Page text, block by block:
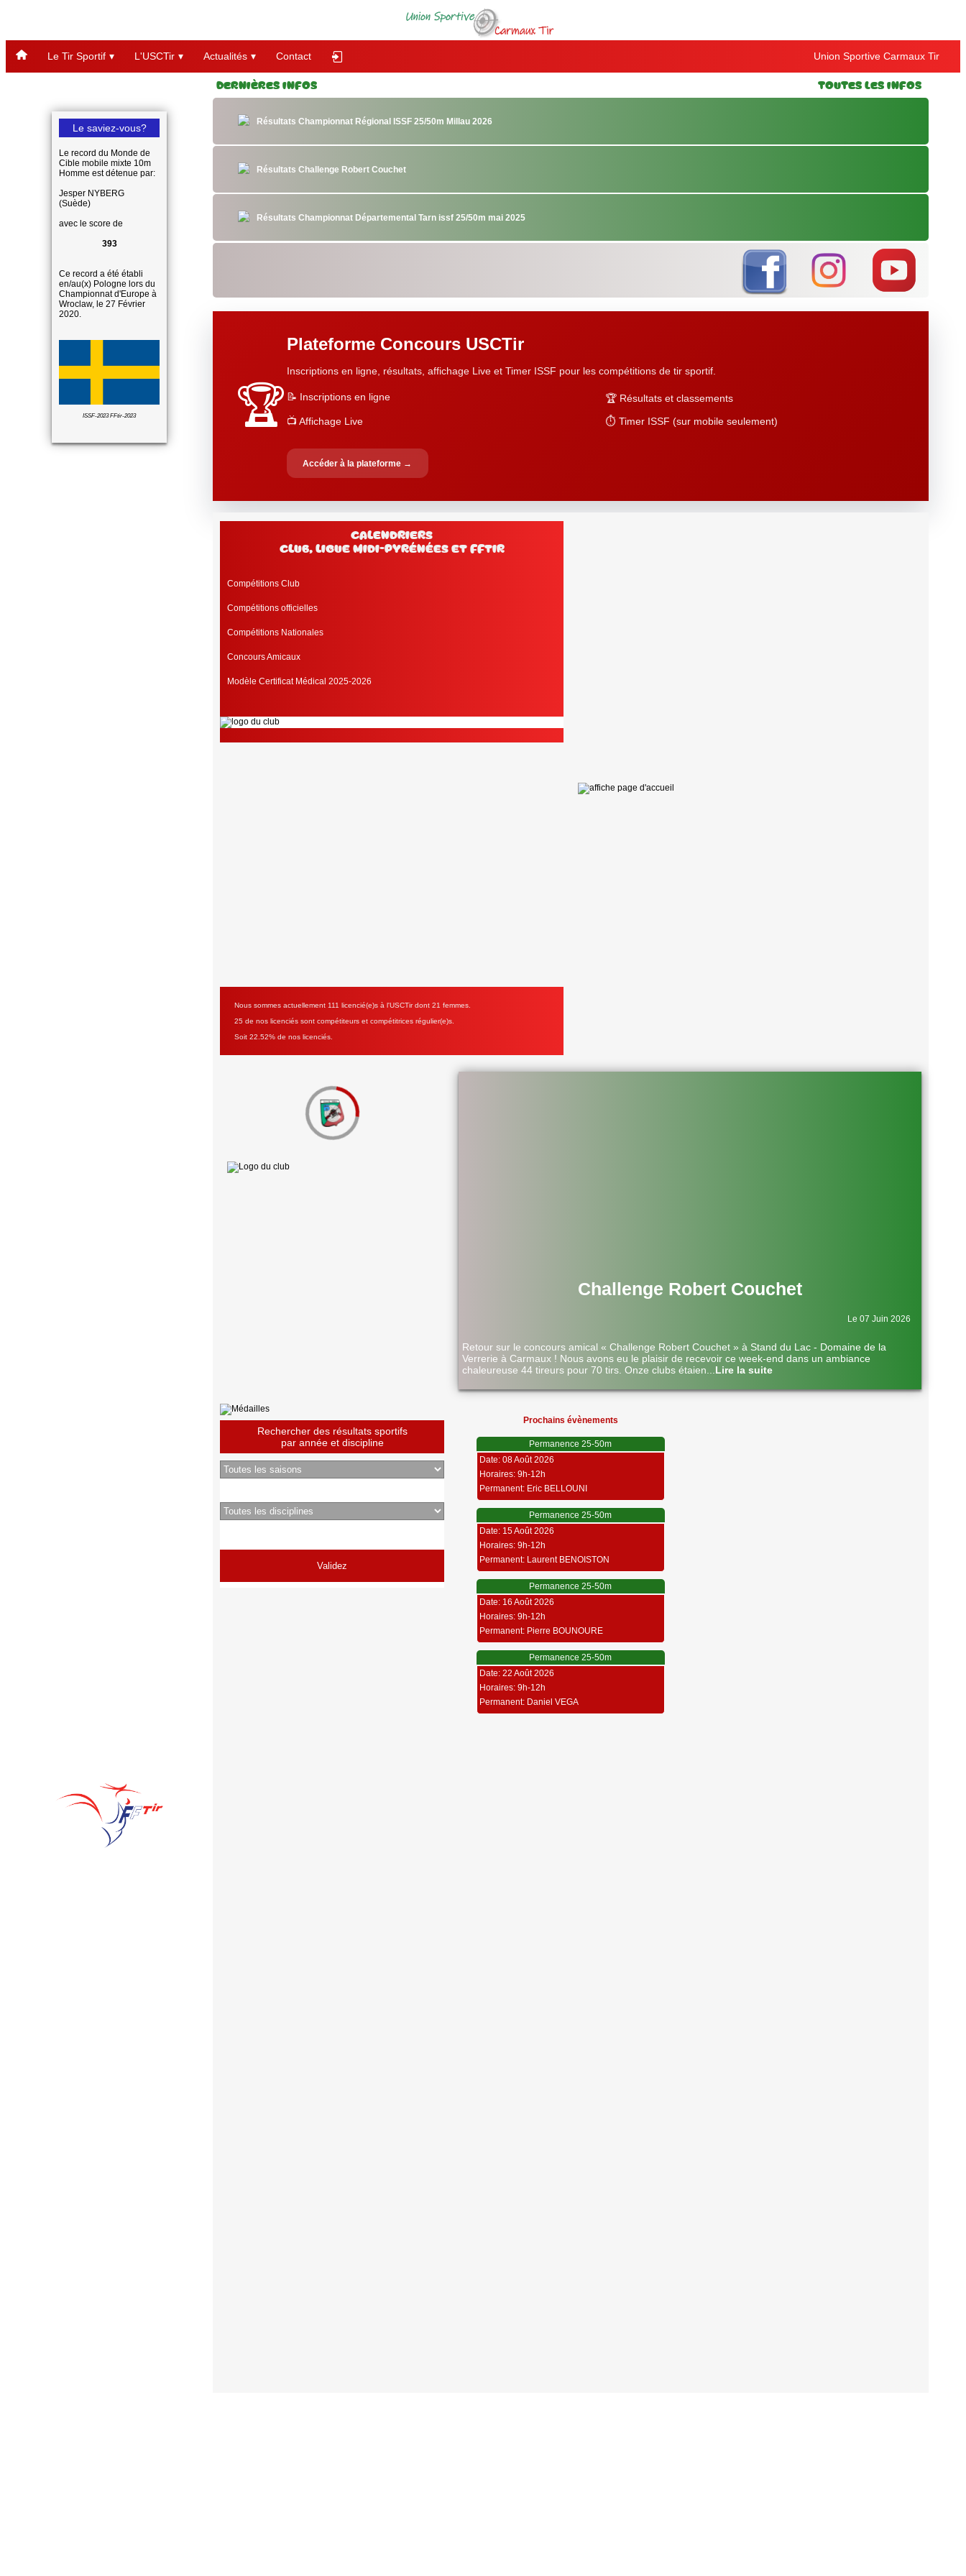
Union Sportive Carmaux Tir
Le Tir Sportif L'USCTir Actualités Contact
Le saviez-vous?
Le record du Monde de
Cible mobile mixte 10m
Homme est détenue par:
Jesper NYBERG
(Suède)
avec le score de
393
Ce record a été établi
en/au(x) Pologne lors du
Championnat d'Europe à
Wroclaw, le 27 Février
2020.
ISSF-2023 FFtir-2023
Dernières Infos Toutes les Infos
Résultats Championnat Régional ISSF 25/50m Millau 2026
Résultats Challenge Robert Couchet
Résultats Championnat Départemental Tarn issf 25/50m mai 2025
🏆
Plateforme Concours USCTir
Inscriptions en ligne, résultats, affichage Live et Timer ISSF pour les compétitions de tir sportif.
📝 Inscriptions en ligne
🏆 Résultats et classements
📺 Affichage Live
⏱️ Timer ISSF (sur mobile seulement)
Accéder à la plateforme →
Calendriers
club, Ligue Midi-Pyrénées et FFtir
Compétitions Club
Compétitions officielles
Compétitions Nationales
Concours Amicaux
Modèle Certificat Médical 2025-2026
Nous sommes actuellement 111 licencié(e)s à l'USCTir dont 21 femmes.
25 de nos licenciés sont compétiteurs et compétitrices régulier(e)s.
Soit 22.52% de nos licenciés.
Challenge Robert Couchet
Le 07 Juin 2026
Retour sur le concours amical « Challenge Robert Couchet » à Stand du Lac - Domaine de la
Verrerie à Carmaux ! Nous avons eu le plaisir de recevoir ce week-end dans un ambiance
chaleureuse 44 tireurs pour 70 tirs. Onze clubs étaien
Lire la suite
Rechercher des résultats sportifs
par année et discipline
Prochains évènements
Permanence 25-50m
Date: 08 Août 2026
Horaires: 9h-12h
Permanent: Eric BELLOUNI
Permanence 25-50m
Date: 15 Août 2026
Horaires: 9h-12h
Permanent: Laurent BENOISTON
Permanence 25-50m
Date: 16 Août 2026
Horaires: 9h-12h
Permanent: Pierre BOUNOURE
Permanence 25-50m
Date: 22 Août 2026
Horaires: 9h-12h
Permanent: Daniel VEGA